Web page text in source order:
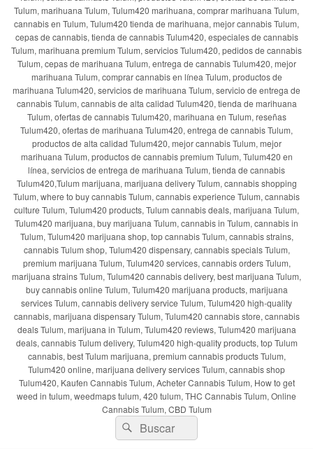
Tulum, marihuana Tulum, Tulum420 marihuana, comprar marihuana Tulum,
cannabis en Tulum, Tulum420 tienda de marihuana, mejor cannabis Tulum,
cepas de cannabis, tienda de cannabis Tulum420, especiales de cannabis
Tulum, marihuana premium Tulum, servicios Tulum420, pedidos de cannabis
Tulum, cepas de marihuana Tulum, entrega de cannabis Tulum420, mejor
marihuana Tulum, comprar cannabis en línea Tulum, productos de
marihuana Tulum420, servicios de marihuana Tulum, servicio de entrega de
cannabis Tulum, cannabis de alta calidad Tulum420, tienda de marihuana
Tulum, ofertas de cannabis Tulum420, marihuana en Tulum, reseñas
Tulum420, ofertas de marihuana Tulum420, entrega de cannabis Tulum,
productos de alta calidad Tulum420, mejor cannabis Tulum, mejor
marihuana Tulum, productos de cannabis premium Tulum, Tulum420 en
línea, servicios de entrega de marihuana Tulum, tienda de cannabis
Tulum420,Tulum marijuana, marijuana delivery Tulum, cannabis shopping
Tulum, where to buy cannabis Tulum, cannabis experience Tulum, cannabis
culture Tulum, Tulum420 products, Tulum cannabis deals, marijuana Tulum,
Tulum420 marijuana, buy marijuana Tulum, cannabis in Tulum, cannabis in
Tulum, Tulum420 marijuana shop, top cannabis Tulum, cannabis strains,
cannabis Tulum shop, Tulum420 dispensary, cannabis specials Tulum,
premium marijuana Tulum, Tulum420 services, cannabis orders Tulum,
marijuana strains Tulum, Tulum420 cannabis delivery, best marijuana Tulum,
buy cannabis online Tulum, Tulum420 marijuana products, marijuana
services Tulum, cannabis delivery service Tulum, Tulum420 high-quality
cannabis, marijuana dispensary Tulum, Tulum420 cannabis store, cannabis
deals Tulum, marijuana in Tulum, Tulum420 reviews, Tulum420 marijuana
deals, cannabis Tulum delivery, Tulum420 high-quality products, top Tulum
cannabis, best Tulum marijuana, premium cannabis products Tulum,
Tulum420 online, marijuana delivery services Tulum, cannabis shop
Tulum420, Kaufen Cannabis Tulum, Acheter Cannabis Tulum, How to get
weed in tulum, weedmaps tulum, 420 tulum, THC Cannabis Tulum, Online
Cannabis Tulum, CBD Tulum
Buscar
por:
Buscar